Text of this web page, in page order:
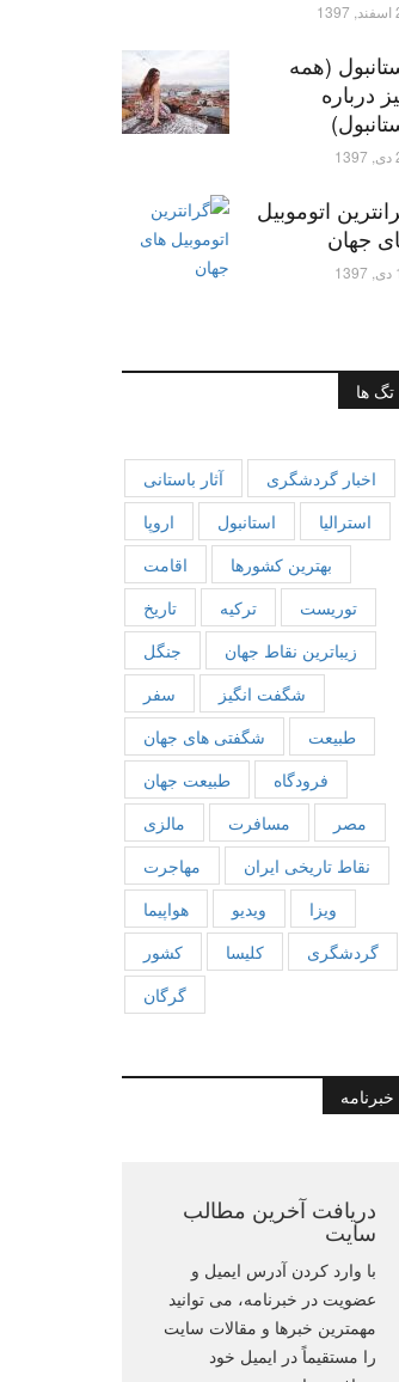
(همه
درباره
اتوموبیل
جهان
تگ ها
آثار باستانی
اخبار گردشگری
اروپا
استانبول
استرالیا
اقامت
بهترین کشورها
تاریخ
ترکیه
توریست
جنگل
زیباترین نقاط جهان
سفر
شگفت انگیز
شگفتی های جهان
طبیعت
طبیعت جهان
فرودگاه
مالزی
مسافرت
مصر
مهاجرت
نقاط تاریخی ایران
هواپیما
ویدیو
ویزا
کشور
کلیسا
گردشگری
گرگان
خبرنامه
دریافت آخرین مطالب
سایت
با وارد کردن آدرس ایمیل و
عضویت در خبرنامه، می توانید
مهمترین خبرها و مقالات سایت
را مستقیماً در ایمیل خود